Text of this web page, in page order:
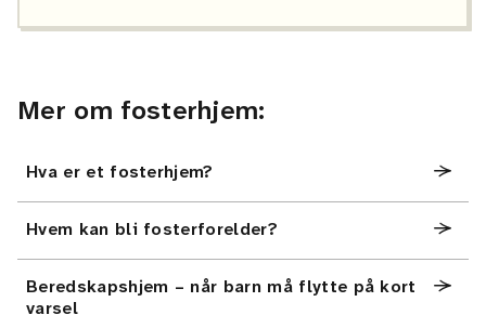
Mer om fosterhjem:
Hva er et fosterhjem?
Hvem kan bli fosterforelder?
Beredskapshjem – når barn må flytte på kort
varsel